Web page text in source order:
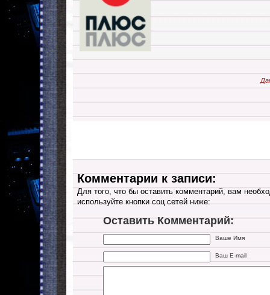
Комментарии к записи:
Для того, что бы оставить комментарий, вам
используйте кнопки соц сетей ниже:
Оставить Комментарий:
Ваше Имя
Ваш E-mail